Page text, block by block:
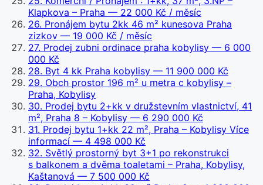
Klapkova – Praha — 22 000 Kč / měsíc
26. Pronájem bytu 2kk 46 m² kunesova Praha
zizkov — 19 000 Kč / měsíc
27. Prodej zubni ordinace praha kobylisy — 6 000
000 Kč
28. Byt 4 kk Praha kobylisy — 11 900 000 Kč
29. Obch prostor 196 m² u metra c kobylisy –
Praha, Kobylisy
30. Prodej bytu 2+kk v družstevním vlastnictví, 41
m², Praha 8 – Kobylisy — 6 290 000 Kč
31. Prodej bytu 1+kk 22 m², Praha – Kobylisy Více
informací — 4 498 000 Kč
32. Světlý prostorný byt 3+1 po rekonstrukci
s balkonem a dvěma toaletami – Praha, Kobylisy,
Kaštanová — 7 500 000 Kč